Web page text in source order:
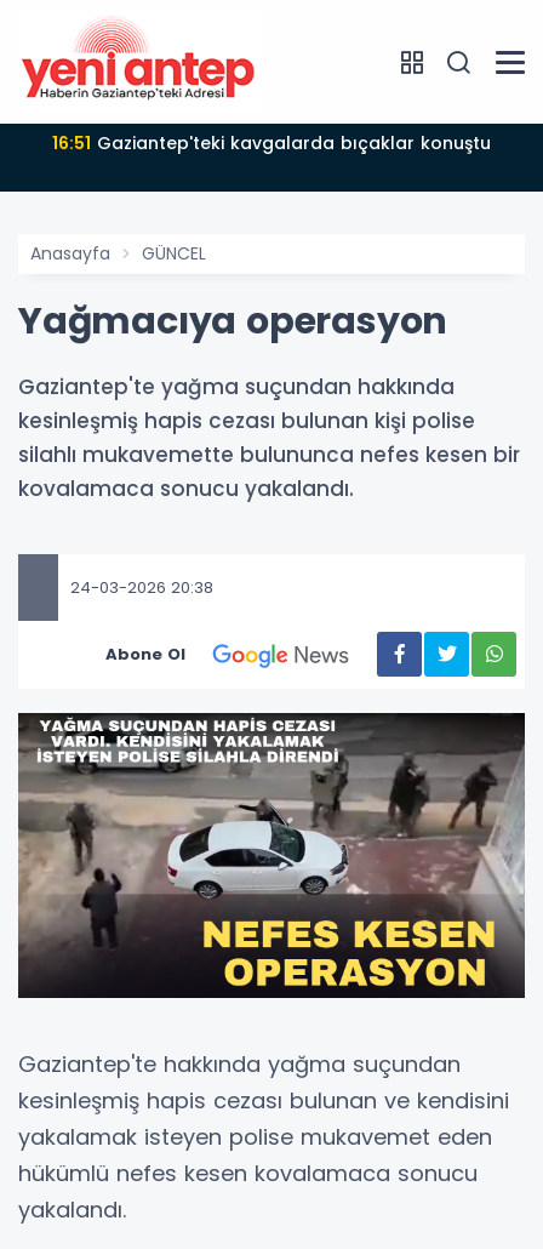
16:51 Gaziantep'teki kavgalarda bıçaklar konuştu
Anasayfa GÜNCEL
Yağmacıya operasyon
Gaziantep'te yağma suçundan hakkında
kesinleşmiş hapis cezası bulunan kişi polise
silahlı mukavemette bulununca nefes kesen bir
kovalamaca sonucu yakalandı.
24-03-2026 20:38
Abone Ol
Gaziantep'te hakkında yağma suçundan
kesinleşmiş hapis cezası bulunan ve kendisini
yakalamak isteyen polise mukavemet eden
hükümlü nefes kesen kovalamaca sonucu
yakalandı.